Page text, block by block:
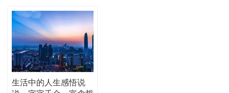
生活中的人生感悟说